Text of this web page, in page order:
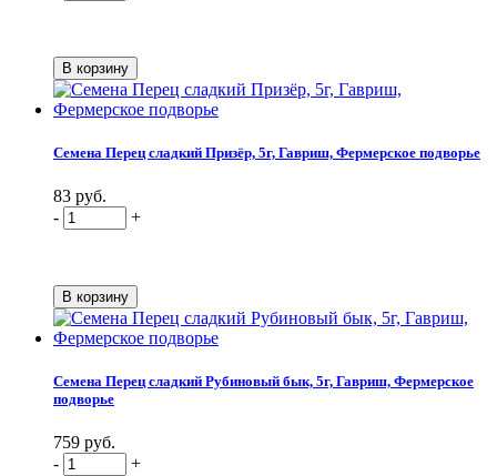
Семена Перец сладкий Призёр, 5г, Гавриш, Фермерское подворье
83 руб.
-
+
Семена Перец сладкий Рубиновый бык, 5г, Гавриш, Фермерское
подворье
759 руб.
-
+